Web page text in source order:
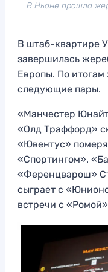
В Ньоне прошла
В штаб-квартире
завершилась
Европы. По
следующие пары.
«Манчестер
«Олд Траффорд»
«Ювентус»
«Спортингом».
«Ференцварош»
сыграет с
встречи с